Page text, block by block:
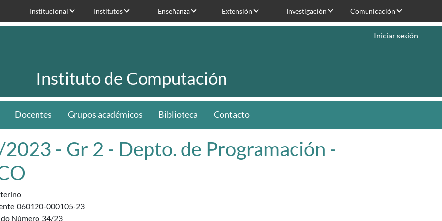
Institucional Institutos Enseñanza Extensión Investigación Comunicación
Instituto de Computación
Iniciar sesión
Docentes Grupos académicos Biblioteca Contacto
- Gr 2 - Depto. de Programación -
060120-000105-23
Número 34/23